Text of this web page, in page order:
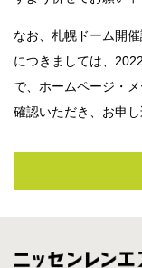
なお、札幌ドーム開
につきましては、
で、ホームページ・
確認いただき、お申